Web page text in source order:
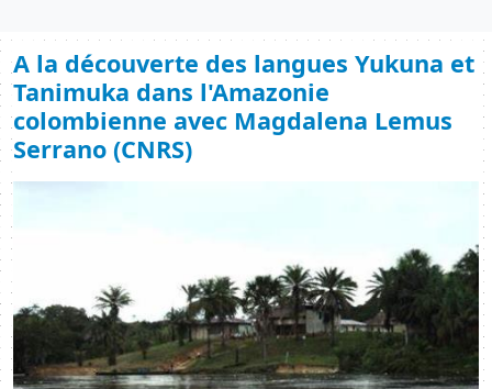
A la découverte des langues Yukuna et
Tanimuka dans l'Amazonie
colombienne avec Magdalena Lemus
Serrano (CNRS)